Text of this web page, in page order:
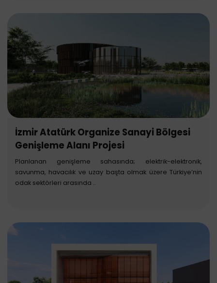
İzmir Atatürk Organize Sanayi Bölgesi
Genişleme Alanı Projesi
Planlanan genişleme sahasında; elektrik-elektronik,
savunma, havacılık ve uzay başta olmak üzere Türkiye’nin
odak sektörleri arasında ..